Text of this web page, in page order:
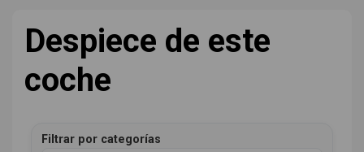
Despiece de este
coche
Filtrar por categorías